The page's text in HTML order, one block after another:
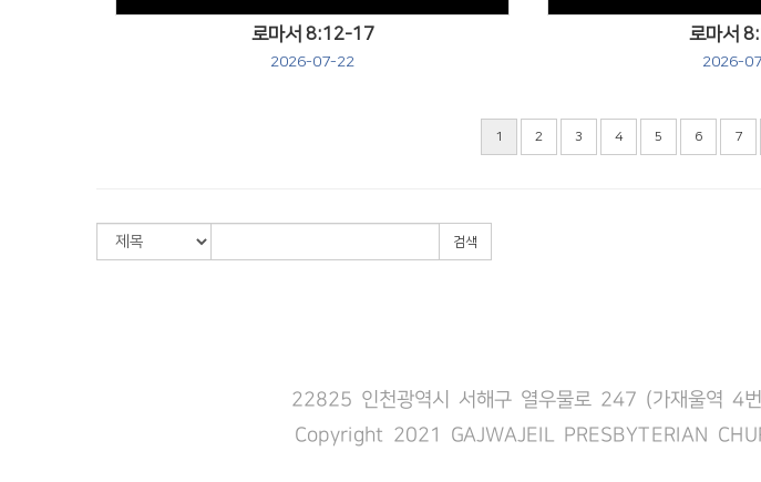
로마서 8:12-17
2026-07-22
로마서
2026-
1 2 3 4 5 6 7
검색
22825 인천광역시 서해구 열우물로 247 (가재울역
Copyright 2021 GAJWAJEIL PRESBYTERIAN